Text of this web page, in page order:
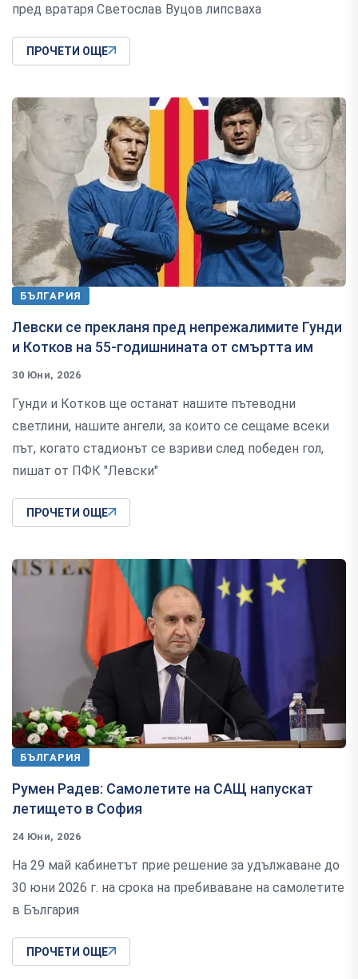
пред вратаря Светослав Вуцов липсваха
ПРОЧЕТИ ОЩЕ
БЪЛГАРИЯ
Левски се прекланя пред непрежалимите Гунди
и Котков на 55-годишнината от смъртта им
30 Юни, 2026
Гунди и Котков ще останат нашите пътеводни
светлини, нашите ангели, за които се сещаме всеки
път, когато стадионът се взриви след победен гол,
пишат от ПФК "Левски"
ПРОЧЕТИ ОЩЕ
БЪЛГАРИЯ
Румен Радев: Самолетите на САЩ напускат
летището в София
24 Юни, 2026
На 29 май кабинетът прие решение за удължаване до
30 юни 2026 г. на срока на пребиваване на самолетите
в България
ПРОЧЕТИ ОЩЕ